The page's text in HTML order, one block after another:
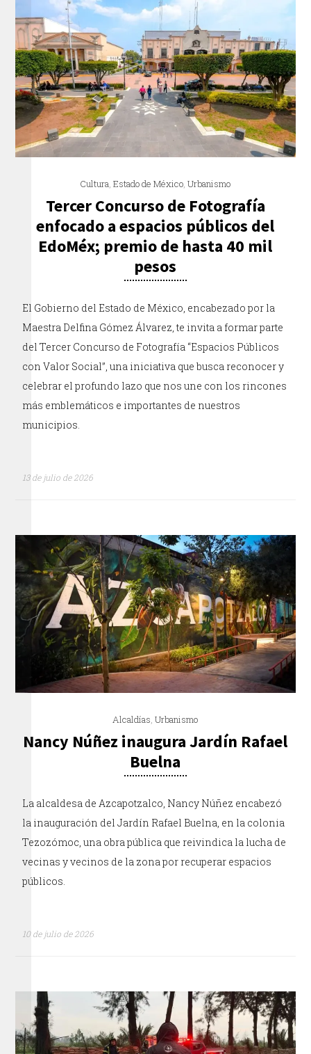
Cultura,Estado de México,Urbanismo
Tercer Concurso de Fotografía
enfocado a espacios públicos del
EdoMéx; premio de hasta 40 mil
pesos
El Gobierno del Estado de México, encabezado por la
Maestra Delfina Gómez Álvarez, te invita a formar parte
del Tercer Concurso de Fotografía “Espacios Públicos
con Valor Social”, una iniciativa que busca reconocer y
celebrar el profundo lazo que nos une con los rincones
más emblemáticos e importantes de nuestros
municipios.
13 de julio de 2026
Alcaldías,Urbanismo
Nancy Núñez inaugura Jardín Rafael
Buelna
La alcaldesa de Azcapotzalco, Nancy Núñez encabezó
la inauguración del Jardín Rafael Buelna, en la colonia
Tezozómoc, una obra pública que reivindica la lucha de
vecinas y vecinos de la zona por recuperar espacios
públicos.
10 de julio de 2026